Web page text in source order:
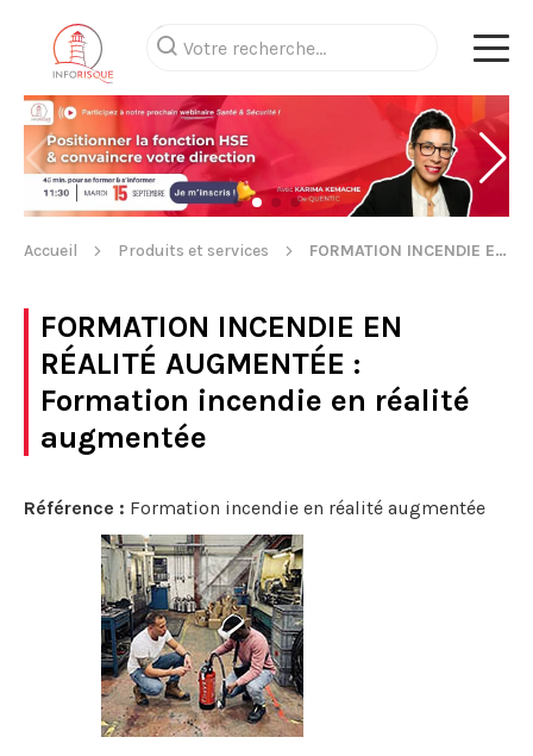
Accueil Produits et services FORMATION INCENDIE EN RÉALITÉ AUGMENTÉE
FORMATION INCENDIE EN
RÉALITÉ AUGMENTÉE :
Formation incendie en réalité
augmentée
Référence : Formation incendie en réalité augmentée